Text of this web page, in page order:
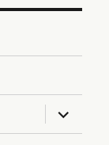
anzeigen